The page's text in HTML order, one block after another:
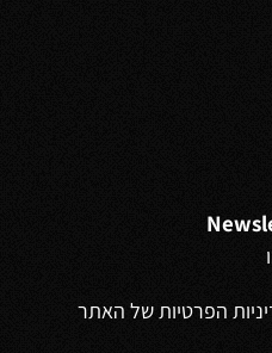
הפרטיות של האתר